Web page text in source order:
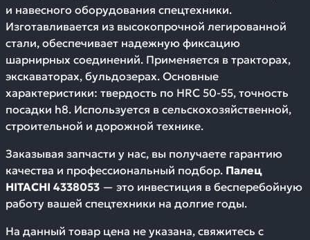
и навесного оборудования спецтехники.
Изготавливается из высокопрочной легированной
стали, обеспечивает надежную фиксацию
шарнирных соединений. Применяется в тракторах,
экскаваторах, бульдозерах. Основные
характеристики: твердость по HRC 50-55, точность
посадки h8. Используется в сельскохозяйственной,
строительной и дорожной технике.
Заказывая запчасти у нас, вы получаете гарантию
качества и профессиональный подбор. Палец
HITACHI 4338053 — это инвестиция в бесперебойную
работу вашей спецтехники на долгие годы.
На данный товар цена не указана, свяжитесь с